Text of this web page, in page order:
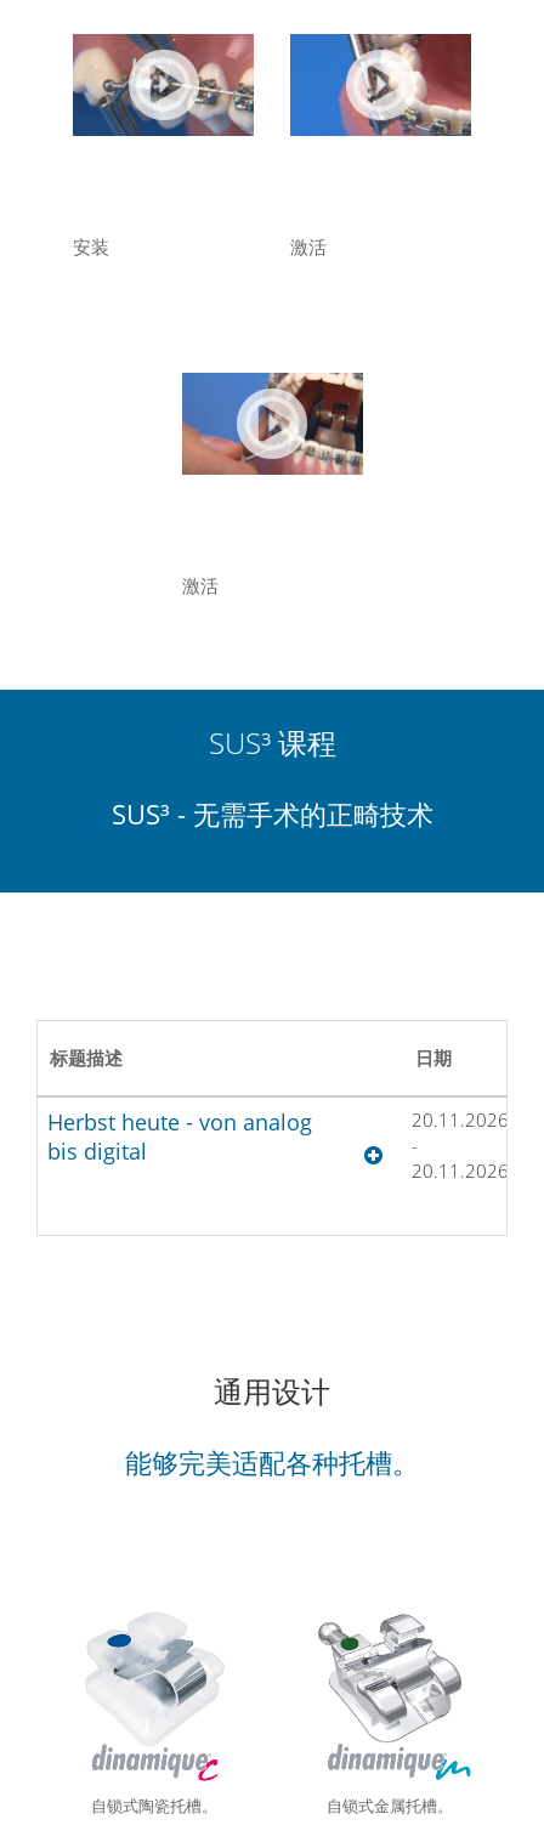
安装 激活
激活
SUS³ 课程
SUS³ - 无需手术的正畸技术
标题描述 日期
Herbst heute - von analog
bis digital
Hands-on-Training mit
20.11.2026
-
20.11.2026
通用设计
能够完美适配各种托槽。
自锁式陶瓷托槽。 自锁式金属托槽。